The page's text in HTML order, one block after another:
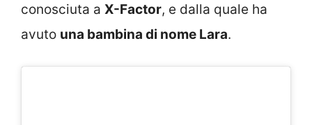
conosciuta a X-Factor, e dalla quale ha
avuto una bambina di nome Lara.